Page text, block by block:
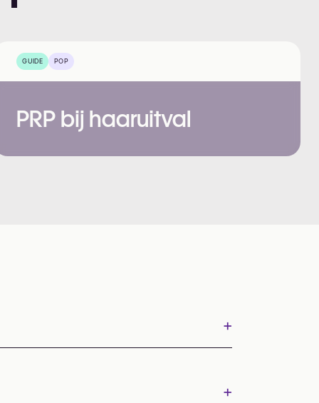
GUIDE POP
PRP bij haaruitval
+
+